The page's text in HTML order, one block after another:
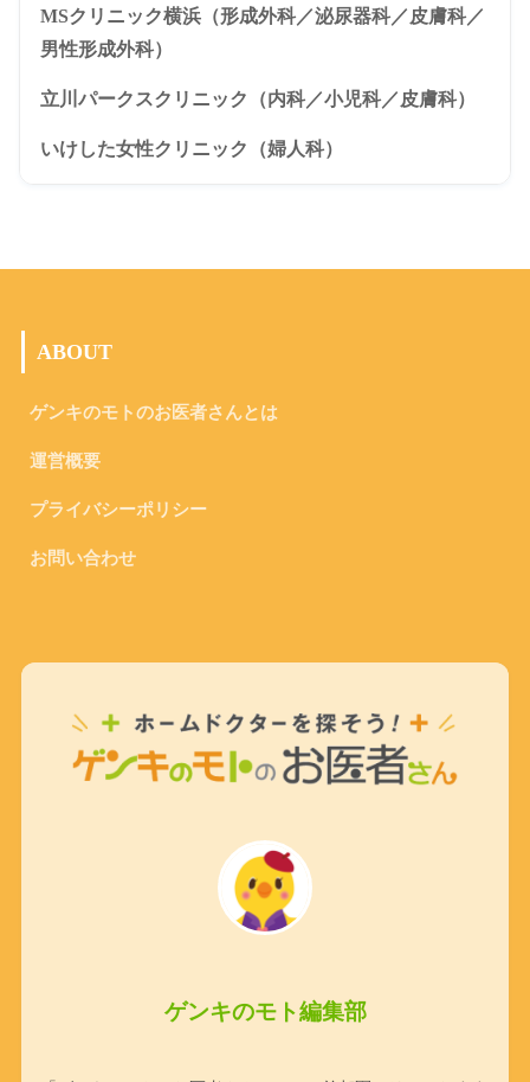
MSクリニック横浜（形成外科／泌尿器科／皮膚科／
男性形成外科）
立川パークスクリニック（内科／小児科／皮膚科）
いけした女性クリニック（婦人科）
ABOUT
ゲンキのモトのお医者さんとは
運営概要
プライバシーポリシー
お問い合わせ
ゲンキのモト編集部